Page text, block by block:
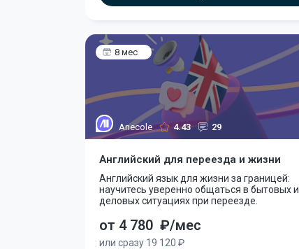
8 мес
Anecole 4.43 29
Английский для переезда и жизни
Английский язык для жизни за границей:
научитесь уверенно общаться в бытовых и
деловых ситуациях при переезде.
от 4 780 ₽/мес
или сразу 19 120 ₽